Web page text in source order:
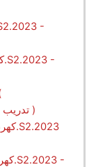
كهرباء.S2.2023 - تدريب مهني بيت جالا / بيت جالا )